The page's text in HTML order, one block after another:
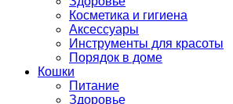
Косметика и гигиена
Аксессуары
Инструменты для красоты
Порядок в доме
Кошки
Питание
Здоровье